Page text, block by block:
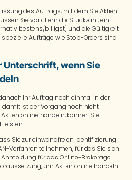
des Auftrags, mit dem Sie Aktien
Sie vor allem die Stückzahl, ein
bestens/billigst) und die Gültigkeit
spezielle Aufträge wie Stop-Orders sind
Unterschrift, wenn Sie
Ihr Auftrag noch einmal in der
damit ist der Vorgang noch nicht
online handeln, können Sie
leisten.
Sie zur einwandfreien Identifizierung
Verfahren teilnehmen, für das Sie sich
für das Online-Brokerage
um Aktien online handeln